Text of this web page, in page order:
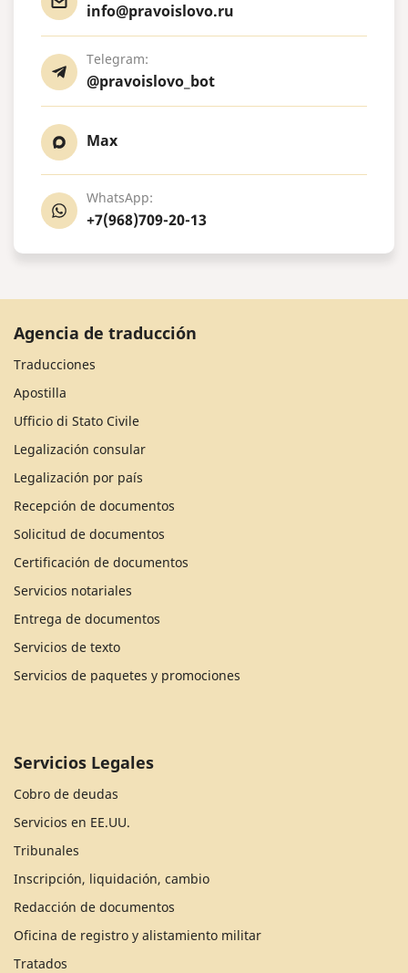
info@pravoislovo.ru
Telegram:
@pravoislovo_bot
Max
WhatsApp:
+7(968)709-20-13
Agencia de traducción
Traducciones
Apostilla
Ufficio di Stato Civile
Legalización consular
Legalización por país
Recepción de documentos
Solicitud de documentos
Certificación de documentos
Servicios notariales
Entrega de documentos
Servicios de texto
Servicios de paquetes y promociones
Servicios Legales
Cobro de deudas
Servicios en EE.UU.
Tribunales
Inscripción, liquidación, cambio
Redacción de documentos
Oficina de registro y alistamiento militar
Tratados